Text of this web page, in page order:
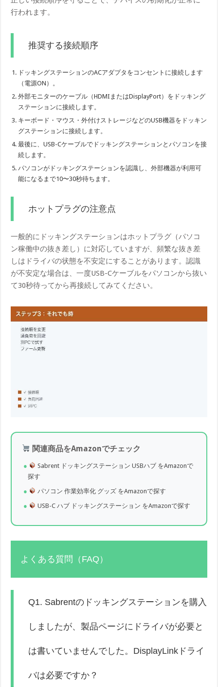
行われます。
推奨する接続順序
ドッキングステーションのACアダプタをコンセントに接続します
（電源ON）。
外部モニターのケーブル（HDMIまたはDisplayPort）をドッキング
ステーションに接続します。
キーボード・マウス・外付けストレージなどのUSB機器をドッキン
グステーションに接続します。
最後に、USB-Cケーブルでドッキングステーションとパソコンを接
続します。
パソコンがドッキングステーションを認識し、外部機器が利用可
能になるまで10〜30秒待ちます。
ホットプラグの注意点
一般的にドッキングステーションはホットプラグ（パソコ
ン稼働中の抜き差し）に対応していますが、頻繁な抜き差
しはドライバの状態を不安定にすることがあります。認識
が不安定な場合は、一度USB-Cケーブルをパソコンから抜い
て30秒待ってから再接続してみてください。
関連商品をAmazonでチェック
Sabrent ドッキングステーション USBハブ をAmazonで
探す
パソコン 作業効率化 グッズ をAmazonで探す
USB-C ハブ ドッキングステーション をAmazonで探す
よくある質問（FAQ）
Q1. Sabrentのドッキングステーションを購入
しましたが、製品ページにドライバが必要と
は書いていませんでした。DisplayLinkドライ
バは必要ですか？